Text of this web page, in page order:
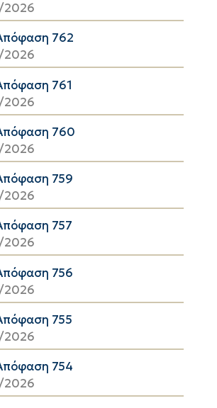
762
761
760
759
757
756
755
754